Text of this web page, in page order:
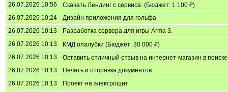
26.07.2026 10:56
Скачать Лендинг с сервиса. (Бюджет: 1 100 ₽)
26.07.2026 10:24
Дизайн приложения для гольфа
26.07.2026 10:13
Разработка сервера для игры Arma 3.
26.07.2026 10:13
КМД опалубки (Бюджет: 30 000 ₽)
26.07.2026 10:13
Оставить отличный отзыв на интернет-магазин в
26.07.2026 10:13
Печать и отправка документов
26.07.2026 10:13
Проект на электрощит